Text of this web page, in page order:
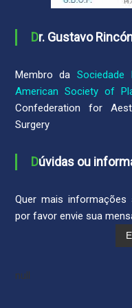
Dr. Gustavo
Membro daSociedade
American Society of
Confederation for
Surgery
Dúvidas ou
Quer mais informações
por favor envie sua
null